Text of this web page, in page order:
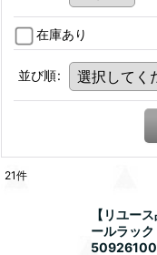
在庫あり
並び順:
21件
【リユー
ールラッ
50926100